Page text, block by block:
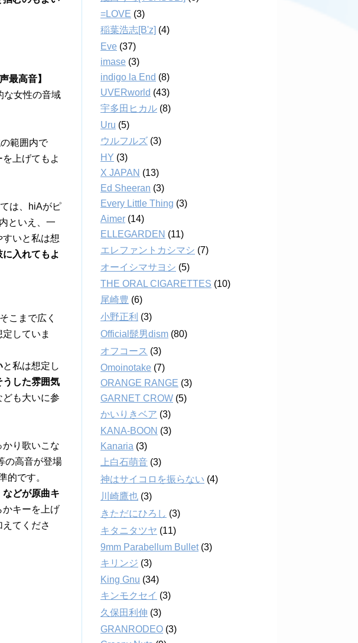
最高音】
な女性の音域
範囲内で
上げてもよ
は、hiAがピ
といえ、一
いと私は想
入れてもよ
こまで広く
定していま
と私は想定し
した雰囲気
も大いに参
り歌いこな
の高音が登場
的です。
などが原曲キ
かキーを上げ
てくださ
=LOVE (3)
稲葉浩志[B'z] (4)
Eve (37)
imase (3)
indigo la End (8)
UVERworld (43)
宇多田ヒカル (8)
Uru (5)
ウルフルズ (3)
HY (3)
X JAPAN (13)
Ed Sheeran (3)
Every Little Thing (3)
Aimer (14)
ELLEGARDEN (11)
エレファントカシマシ (7)
オーイシマサヨシ (5)
THE ORAL CIGARETTES (10)
尾崎豊 (6)
小野正利 (3)
Official髭男dism (80)
オフコース (3)
Omoinotake (7)
ORANGE RANGE (3)
GARNET CROW (5)
かいりきベア (3)
KANA-BOON (3)
Kanaria (3)
上白石萌音 (3)
神はサイコロを振らない (4)
川崎鷹也 (3)
きただにひろし (3)
キタニタツヤ (11)
9mm Parabellum Bullet(3)
キリンジ (3)
King Gnu (34)
キンモクセイ (3)
久保田利伸 (3)
GRANRODEO (3)